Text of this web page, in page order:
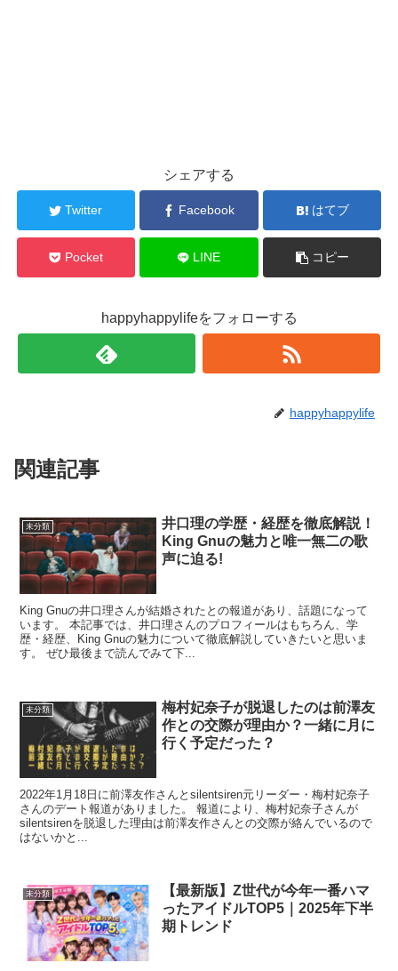
シェアする
Twitter Facebook はてブ
Pocket LINE コピー
happyhappylifeをフォローする
happyhappylife
関連記事
未分類
井口理の学歴・経歴を徹底解説！
King Gnuの魅力と唯一無二の歌
声に迫る!
King Gnuの井口理さんが結婚されたとの報道があり、話題になって
います。 本記事では、井口理さんのプロフィールはもちろん、学
歴・経歴、King Gnuの魅力について徹底解説していきたいと思いま
す。 ぜひ最後まで読んでみて下...
未分類
梅村妃奈子が脱退したのは前澤友
作との交際が理由か？一緒に月に
行く予定だった？
2022年1月18日に前澤友作さんとsilentsiren元リーダー・梅村妃奈子
さんのデート報道がありました。 報道により、梅村妃奈子さんが
silentsirenを脱退した理由は前澤友作さんとの交際が絡んでいるので
はないかと...
未分類
【最新版】Z世代が今年一番ハマ
ったアイドルTOP5｜2025年下半
期トレンド